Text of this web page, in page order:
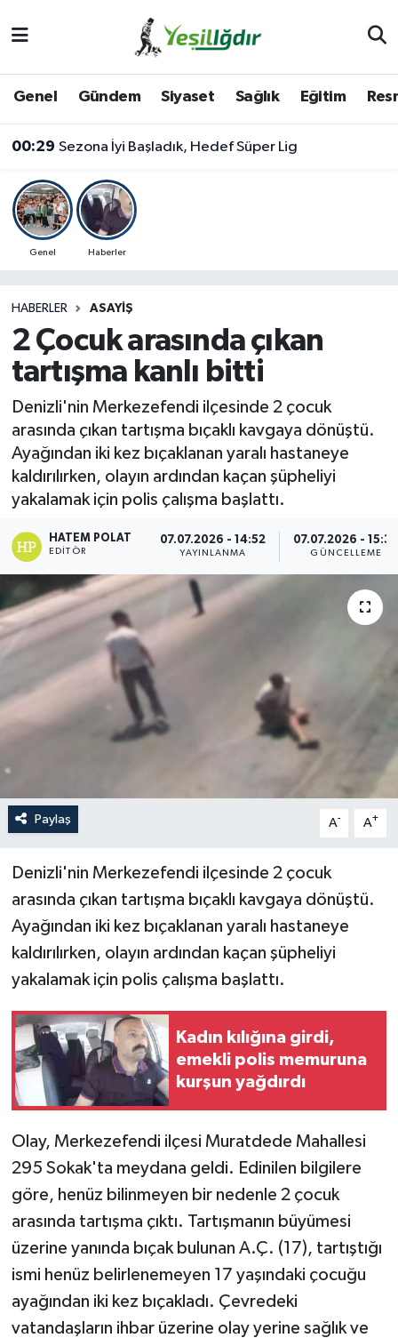
Genel Gündem Siyaset Sağlık Eğitim
00:29 Sezona İyi Başladık, Hedef Süper Lig
Genel Haberler
HABERLER ASAYIŞ
2 Çocuk arasında çıkan
tartışma kanlı bitti
Denizli'nin Merkezefendi ilçesinde 2 çocuk
arasında çıkan tartışma bıçaklı kavgaya dönüştü.
Ayağından iki kez bıçaklanan yaralı hastaneye
kaldırılırken, olayın ardından kaçan şüpheliyi
yakalamak için polis çalışma başlattı.
HATEM POLAT
EDITÖR
07.07.2026 - 14:52
YAYINLANMA
07.07.2026 -
GÜNCELLEME
Paylaş A- A+
Denizli'nin Merkezefendi ilçesinde 2 çocuk
arasında çıkan tartışma bıçaklı kavgaya dönüştü.
Ayağından iki kez bıçaklanan yaralı hastaneye
kaldırılırken, olayın ardından kaçan şüpheliyi
yakalamak için polis çalışma başlattı.
Kadın kılığına girdi,
emekli polis memuruna
kurşun yağdırdı
Olay, Merkezefendi ilçesi Muratdede Mahallesi
295 Sokak'ta meydana geldi. Edinilen bilgilere
göre, henüz bilinmeyen bir nedenle 2 çocuk
arasında tartışma çıktı. Tartışmanın büyümesi
üzerine yanında bıçak bulunan A.Ç. (17), tartıştığı
ismi henüz belirlenemeyen 17 yaşındaki çocuğu
ayağından iki kez bıçakladı. Çevredeki
vatandaşların ihbar üzerine olay yerine sağlık ve
İğdir Namaz Vakitleri
Iğdır Trafik Yoğunluk Haritası
Süper Lig Puan Durumu ve Fikstür
Son Dakika Haberleri
Haber Arşivi